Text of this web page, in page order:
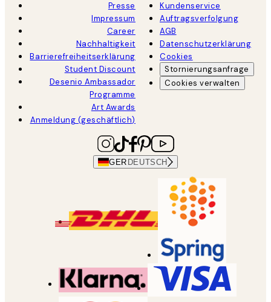
Presse
Impressum
Career
Nachhaltigkeit
Barrierefreiheitserklärung
Student Discount
Desenio Ambassador
Programme
Art Awards
Anmeldung (geschäftlich)
Kundenservice
Auftragsverfolgung
AGB
Datenschutzerklärung
Cookies
Stornierungsanfrage
Cookies verwalten
GER DEUTSCH